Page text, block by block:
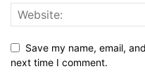
Save my name, email,
next time I comment.